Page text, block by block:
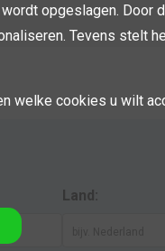
Land:
opgeslagen.
Tevens stelt
welke cookies u wilt